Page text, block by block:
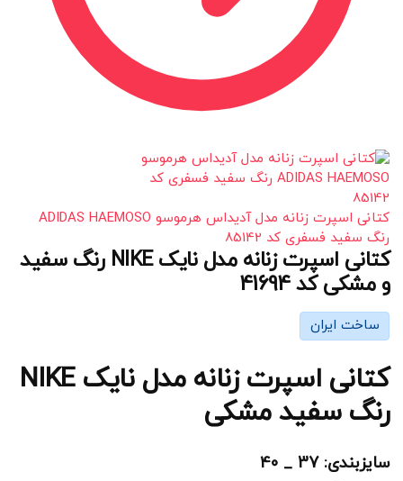
کتانی اسپرت زنانه مدل آدیداس هرموسو ADIDAS HAEMOSO
رنگ سفید فسفری کد 85142
کتانی اسپرت زنانه مدل نایک NIKE رنگ سفید
و مشکی کد 41694
ساخت ایران
کتانی اسپرت زنانه مدل نایک NIKE
رنگ سفید مشکی
سایزبندی: 37 _ 40